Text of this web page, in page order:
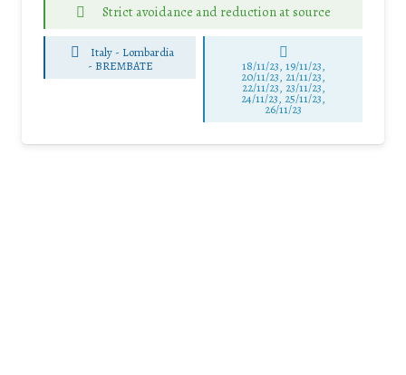
Strict avoidance and reduction at source
Italy - Lombardia
- BREMBATE 18/11/23, 19/11/23,
20/11/23, 21/11/23,
22/11/23, 23/11/23,
24/11/23, 25/11/23,
26/11/23